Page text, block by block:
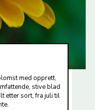
med opprett,
stive blad
etter sort, fra juli til